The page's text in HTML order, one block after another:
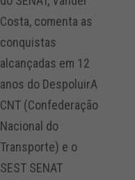
Costa, comenta as
conquistas
alcançadas em 12
anos do DespoluirA
CNT (Confederação
Nacional do
Transporte) e o
SEST SENAT